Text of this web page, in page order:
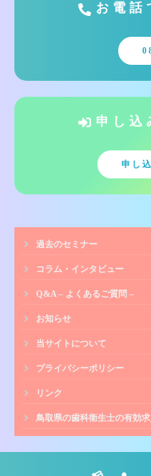
お電話
申し込
申し
過去のセミナー
コラム・インタビュー
Q&A – よくあるご質問 –
お知らせ
当サイトについて
プライバシーポリシー
リンク
鳥取県の歯科衛生士の有効